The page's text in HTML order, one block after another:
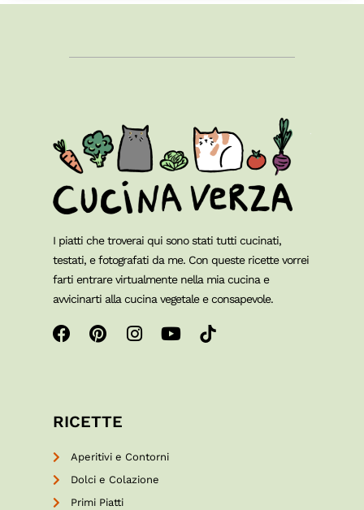
I piatti che troverai qui sono stati tutti cucinati,
testati, e fotografati da me. Con queste ricette vorrei
farti entrare virtualmente nella mia cucina e
avvicinarti alla cucina vegetale e consapevole.
RICETTE
Aperitivi e Contorni
Dolci e Colazione
Primi Piatti